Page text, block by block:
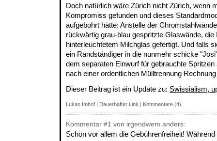
Doch natürlich wäre Zürich nicht Zürich, wenn
Kompromiss gefunden und dieses
aufgebohrt hätte: Anstelle der
rückwärtig grau-blau gespritzte Glaswände,
hinterleuchtetem Milchglas gefertigt. Und falls
ein Randständiger in die nunmehr schicke
dem separaten Einwurf für gebrauchte
nach einer ordentlichen Mülltrennung
Dieser Beitrag ist ein Update zu: Swissialism,
Lukas Imhof | Dauerhafter Link | Kommentare (4)
Kommentar #1 von irgendwem anders:
Schön vor allem die Gebührenfreiheit!